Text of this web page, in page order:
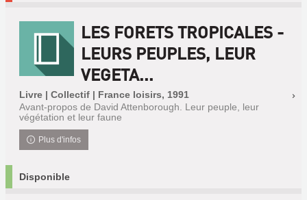
LES FORETS TROPICALES -
LEURS PEUPLES, LEUR
VEGETA...
Livre | Collectif | France loisirs, 1991
Avant-propos de David Attenborough. Leur peuple, leur
végétation et leur faune
Plus d'infos
Disponible